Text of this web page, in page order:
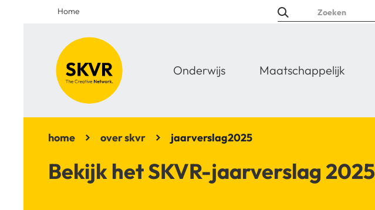
Home
Onderwijs Maatschappelijk
home over skvr jaarverslag2025
Bekijk het SKVR-jaarverslag 2025